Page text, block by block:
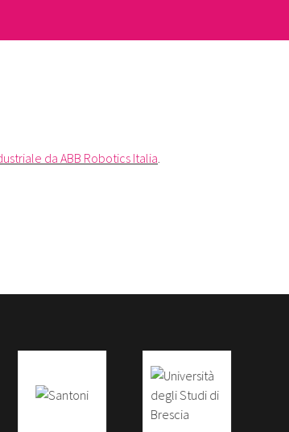
da ABB Robotics Italia.